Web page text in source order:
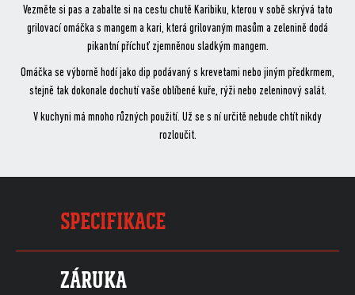
Vezměte si pas a zabalte si na cestu chutě Karibiku, kterou v sobě skrývá tato
grilovací omáčka s mangem a kari, která grilovaným masům a zelenině dodá
pikantní příchuť zjemněnou sladkým mangem.
Omáčka se výborně hodí jako dip podávaný s krevetami nebo jiným předkrmem,
stejně tak dokonale dochutí vaše oblíbené kuře, rýži nebo zeleninový salát.
V kuchyni má mnoho různých použití. Už se s ní určitě nebude chtít nikdy
rozloučit.
SPECIFIKACE
ZÁRUKA